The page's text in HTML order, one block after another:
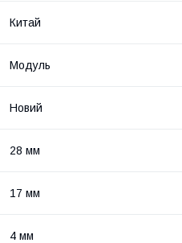
Китай
Модуль
Новий
28 мм
17 мм
4 мм